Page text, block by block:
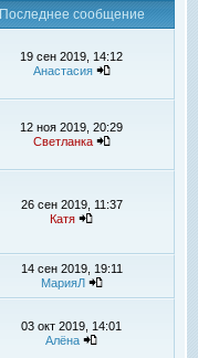
Последнее сообщение
19 сен 2019, 14:12
Анастасия
12 ноя 2019, 20:29
Светланка
26 сен 2019, 11:37
Катя
14 сен 2019, 19:11
МарияЛ
03 окт 2019, 14:01
Алёна